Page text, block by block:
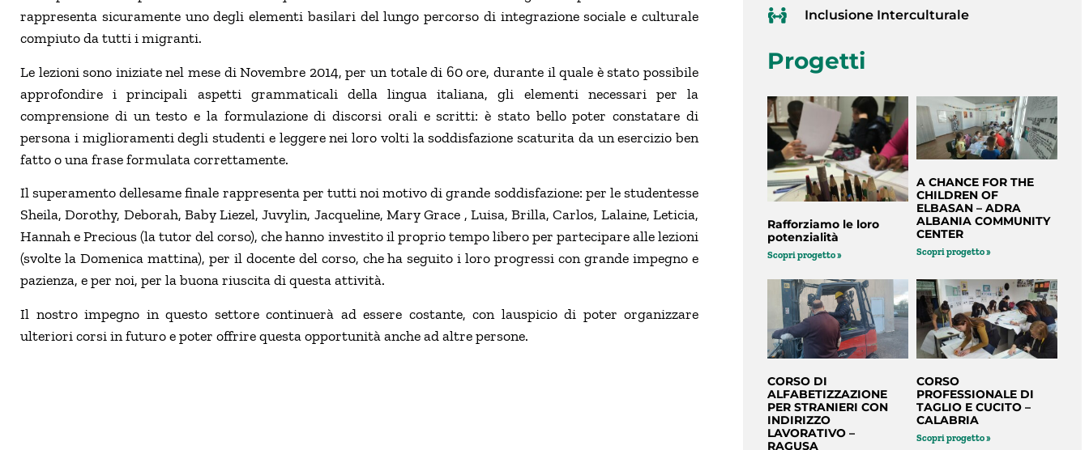
rappresenta sicuramente uno degli elementi basilari del lungo percorso di integrazione sociale e culturale
compiuto da tutti i migranti.
Le lezioni sono iniziate nel mese di Novembre 2014, per un totale di 60 ore, durante il quale è stato possibile
approfondire i principali aspetti grammaticali della lingua italiana, gli elementi necessari per la
comprensione di un testo e la formulazione di discorsi orali e scritti: è stato bello poter constatare di
persona i miglioramenti degli studenti e leggere nei loro volti la soddisfazione scaturita da un esercizio ben
fatto o una frase formulata correttamente.
Il superamento dellesame finale rappresenta per tutti noi motivo di grande soddisfazione: per le studentesse
Sheila, Dorothy, Deborah, Baby Liezel, Juvylin, Jacqueline, Mary Grace , Luisa, Brilla, Carlos, Lalaine, Leticia,
Hannah e Precious (la tutor del corso), che hanno investito il proprio tempo libero per partecipare alle lezioni
(svolte la Domenica mattina), per il docente del corso, che ha seguito i loro progressi con grande impegno e
pazienza, e per noi, per la buona riuscita di questa attività.
Il nostro impegno in questo settore continuerà ad essere costante, con lauspicio di poter organizzare
ulteriori corsi in futuro e poter offrire questa opportunità anche ad altre persone.
Inclusione Interculturale
Progetti
Rafforziamo le loro
potenzialità
Scopri progetto »
A CHANCE FOR THE
CHILDREN OF
ELBASAN – ADRA
ALBANIA COMMUNITY
CENTER
Scopri progetto »
CORSO DI
ALFABETIZZAZIONE
PER STRANIERI CON
INDIRIZZO
LAVORATIVO –
RAGUSA
CORSO
PROFESSIONALE DI
TAGLIO E CUCITO –
CALABRIA
Scopri progetto »